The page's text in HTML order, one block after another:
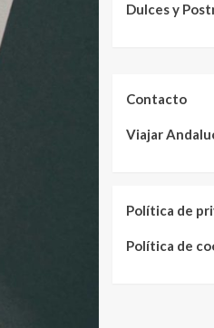
Dulces y
Contacto
Viajar
Política de
Política de